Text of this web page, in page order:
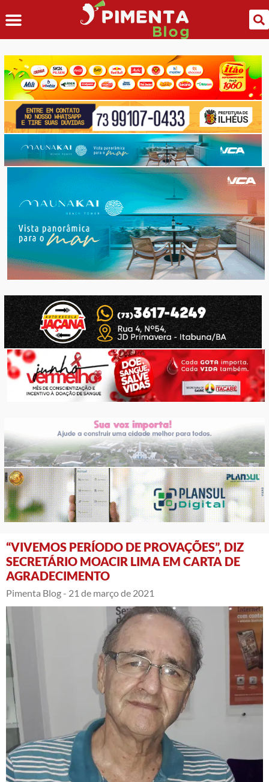
“VIVEMOS PERÍODO DE PROVAÇÕES”, DIZ
SECRETÁRIO MOACIR LIMA EM CARTA DE
AGRADECIMENTO
Pimenta Blog - 21 de março de 2021